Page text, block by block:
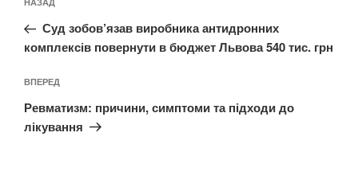
записів
Попередній
запис:Суд зобов’язав виробника антидронних
комплексів повернути в бюджет Львова 540 тис. грн
Наступний
запис
ВПЕРЕД
Ревматизм: причини, симптоми та підходи до
лікування